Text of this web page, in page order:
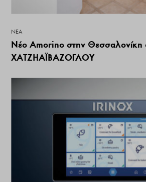
ΝΕΑ
Νέο Amorino στην Θεσσαλονίκη
ΧΑΤΖΗΑΪΒΑΖΟΓΛΟΥ